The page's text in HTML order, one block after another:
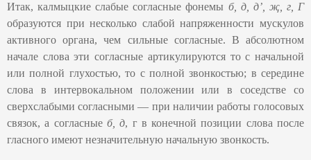
Итак, калмыцкие слабые согласные фонемы б, д, дʼ, җ, г, Г
образуются при несколько слабой напряженности мускулов
активного органа, чем сильные согласные. В абсолютном
начале слова эти согласные артикулируются то с начальной
или полной глухостью, то с полной звонкостью; в середине
слова в интервокальном положении или в соседстве со
сверхслабыми согласными — при наличии работы голосовых
связок, а согласные б, д, г в конечной позиции слова после
гласного имеют незначительную начальную звонкость.